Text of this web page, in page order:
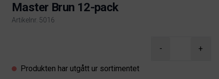
Master Brun 12-pack
Artikelnr. 5016
- +
Produkten har utgått ur sortimentet